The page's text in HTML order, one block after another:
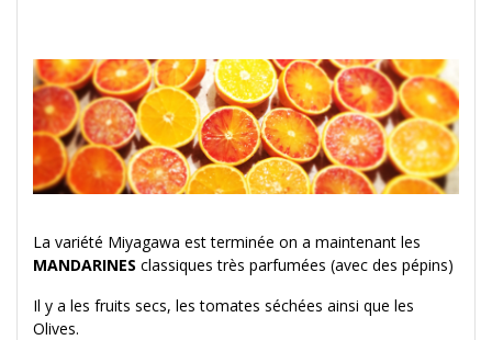
La variété Miyagawa est terminée on a maintenant les
MANDARINES classiques très parfumées (avec des pépins)
Il y a les fruits secs, les tomates séchées ainsi que les
Olives.